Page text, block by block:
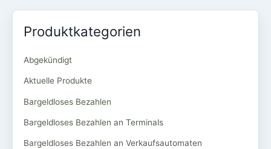
Produktkategorien
Abgekündigt
Aktuelle Produkte
Bargeldloses Bezahlen
Bargeldloses Bezahlen an Terminals
Bargeldloses Bezahlen an Verkaufsautomaten